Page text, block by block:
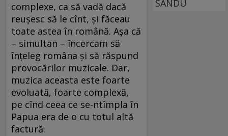
complexe, ca să vadă dacă
reuşesc să le cînt, şi făceau
toate astea în română. Aşa că
– simultan – încercam să
înţeleg româna şi să răspund
provocărilor muzicale. Dar,
muzica aceasta este foarte
evoluată, foarte complexă,
pe cînd ceea ce se-ntîmpla în
Papua era de o cu totul altă
factură.
SANDU